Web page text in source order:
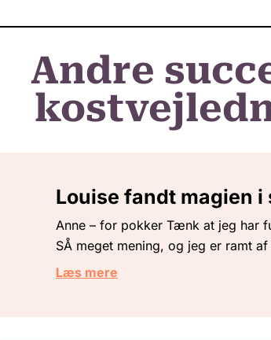
Andre
Louise fandt magien i
Anne – for pokker Tænk at jeg har
SÅ meget mening, og jeg er ramt af
Læs mere